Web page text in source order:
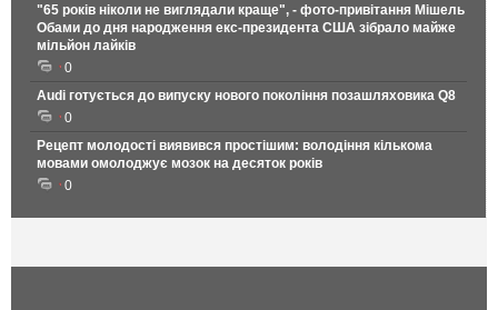
"65 років ніколи не виглядали краще", - фото-привітання Мішель
Обами до дня народження екс-президента США зібрало майже
мільйон лайків
0
Audi готується до випуску нового покоління позашляховика Q8
0
Рецепт молодості виявився простішим: володіння кількома
мовами омолоджує мозок на десяток років
0